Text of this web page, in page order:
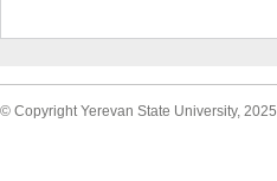
© Copyright Yerevan State University, 2025